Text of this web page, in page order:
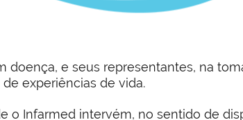
e seus representantes, na
experiências de vida.
Infarmed intervém, no sentido de